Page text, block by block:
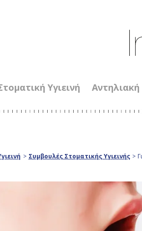
Υγιεινή
> Συμβουλές Στοματικής Υγιεινής >